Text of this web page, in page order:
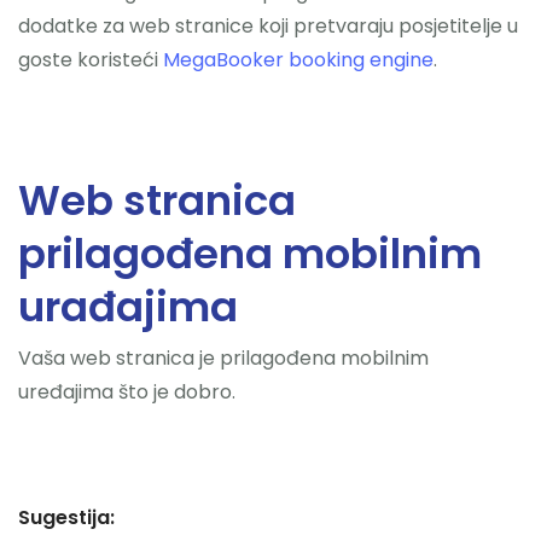
dodatke za web stranice koji pretvaraju posjetitelje u
goste koristeći MegaBooker booking engine.
Web stranica
prilagođena mobilnim
urađajima
Vaša web stranica je prilagođena mobilnim
uređajima što je dobro.
Sugestija: